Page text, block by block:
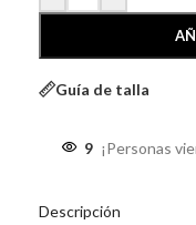
Guía de talla
9 ¡Personas
Descripción